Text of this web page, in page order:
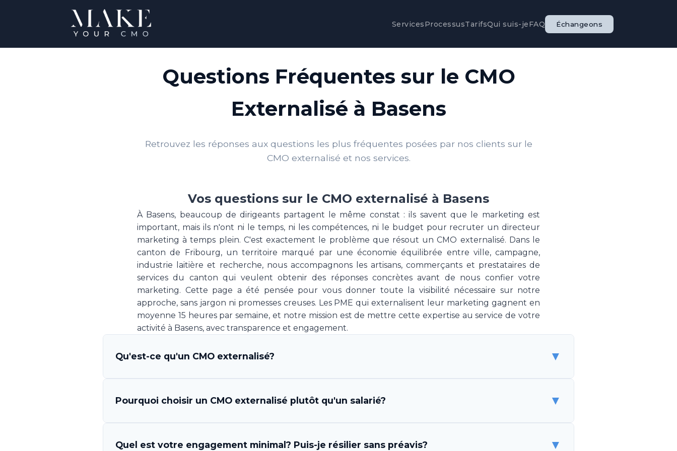
ServicesProcessusTarifsQui suis-jeFAQ Échangeons
Questions Fréquentes sur le CMO
Externalisé à Basens
Retrouvez les réponses aux questions les plus fréquentes posées par nos clients sur le
CMO externalisé et nos services.
Vos questions sur le CMO externalisé à Basens
À Basens, beaucoup de dirigeants partagent le même constat : ils savent que le marketing est
important, mais ils n'ont ni le temps, ni les compétences, ni le budget pour recruter un directeur
marketing à temps plein. C'est exactement le problème que résout un CMO externalisé. Dans le
canton de Fribourg, un territoire marqué par une économie équilibrée entre ville, campagne,
industrie laitière et recherche, nous accompagnons les artisans, commerçants et prestataires de
services du canton qui veulent obtenir des réponses concrètes avant de nous confier votre
marketing. Cette page a été pensée pour vous donner toute la visibilité nécessaire sur notre
approche, sans jargon ni promesses creuses. Les PME qui externalisent leur marketing gagnent en
moyenne 15 heures par semaine, et notre mission est de mettre cette expertise au service de votre
activité à Basens, avec transparence et engagement.
Qu'est-ce qu'un CMO externalisé? ▼
Un CMO (Chief Marketing Officer) externalisé est un professionnel ou une équipe de spécialistes marketing
l'exécution des campagnes, la gestion des prestataires et l'analyse des résultats. C'est une solution flexible et
Pourquoi choisir un CMO externalisé plutôt qu'un salarié? ▼
Les avantages sont multiples. D'abord, l'économie est considérable: un CMO salarié coûte CHF 150'000-
Quel est votre engagement minimal? Puis-je résilier sans préavis? ▼